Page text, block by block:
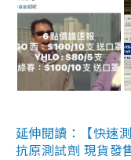
延伸閱讀：【快速
抗原測試劑 現貨發